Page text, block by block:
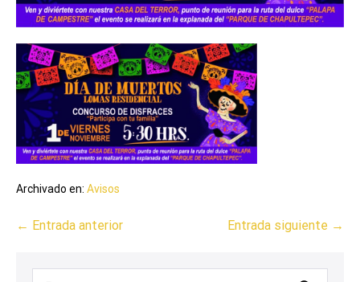
Archivado en: Avisos
← Entrada anterior Entrada siguiente →